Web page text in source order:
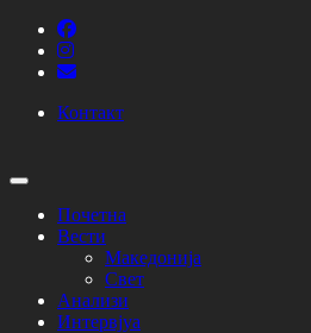
Контакт
Почетна
Вести
Македонија
Свет
Анализи
Интервјуа